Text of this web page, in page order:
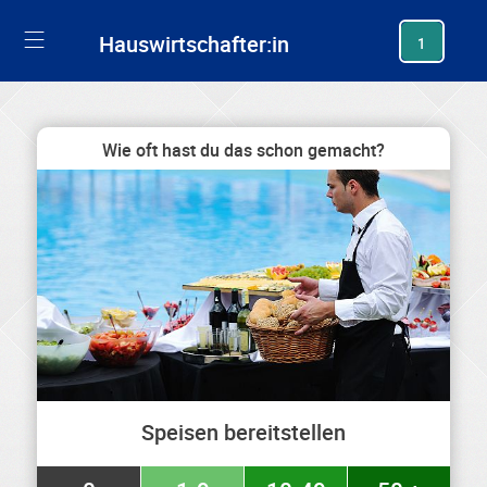
Hauswirtschafter:in 1
Wie oft hast du das schon gemacht?
Speisen bereitstellen